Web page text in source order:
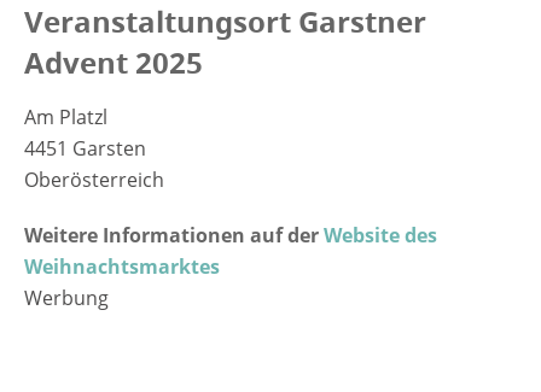
Veranstaltungsort Garstner
Advent 2025
Am Platzl
4451 Garsten
Oberösterreich
Weitere Informationen auf derWebsite des
Weihnachtsmarktes
Werbung